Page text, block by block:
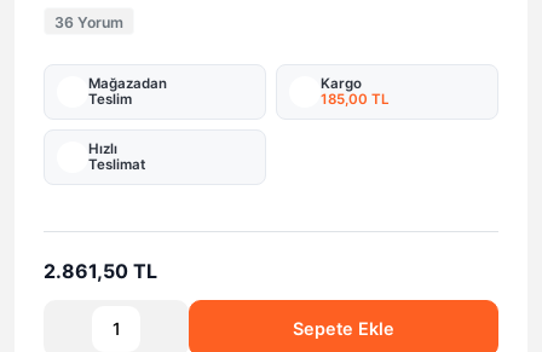
36 Yorum
Mağazadan
Teslim
Kargo
185,00 TL
Hızlı
Teslimat
2.861,50 TL
Sepete Ekle